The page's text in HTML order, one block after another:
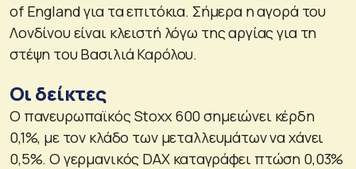
of England για τα επιτόκια. Σήμερα η αγορά του
Λονδίνου είναι κλειστή λόγω της αργίας για τη
στέψη του Βασιλιά Καρόλου.
Οι δείκτες
Ο πανευρωπαϊκός Stoxx 600 σημειώνει κέρδη
0,1%, με τον κλάδο των μεταλλευμάτων να χάνει
0,5%. Ο γερμανικός DAX καταγράφει πτώση 0,03%